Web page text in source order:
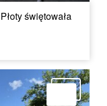
świętowała